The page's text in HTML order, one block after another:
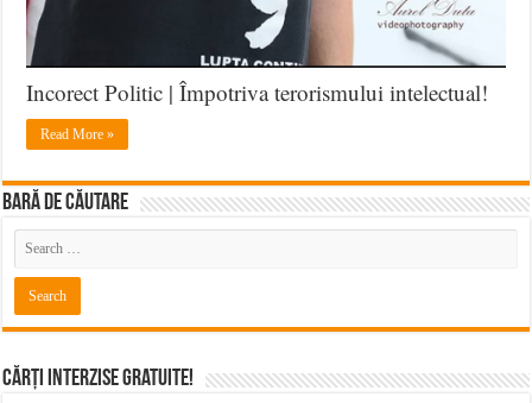
amăgiți
să
credeți
public,
disimulând
protejați
agresiunea
Incorect Politic | Împotriva terorismului intelectual!
Read More »
BARĂ DE CĂUTARE
Cărți Interzise Gratuite!